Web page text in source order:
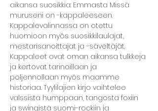
aikansa suosikkia: Emmasta Missä
muruseni on -kappaleeseen.
Kappalevalinnassa on otettu
huomioon myös suosikkilaulajat,
mestarisanoittajat ja -säveltäjät.
Kappaleet ovat oman aikansa tulkkeja
ja kertovat tarinoillaan ja
poljennollaan myös maamme
historiaa. Tyylilajien kirjo vaihtelee
valssista humppaan, tangosta foxiin
ja swingistä suomi-rockiin ja